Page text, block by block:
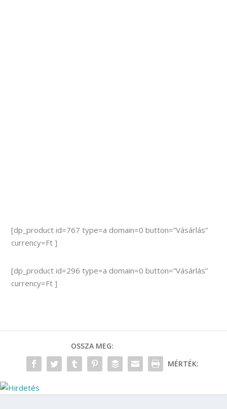
[dp_product id=767 type=a domain=0 button=”Vásárlás”
currency=Ft ]
[dp_product id=296 type=a domain=0 button=”Vásárlás”
currency=Ft ]
OSSZA MEG:
MÉRTÉK: